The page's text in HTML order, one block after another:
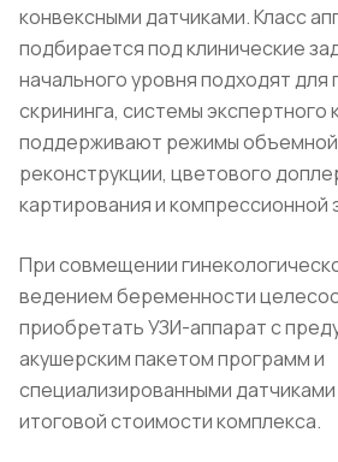
конвексными датчиками. Класс
подбирается под клинические
начального уровня подходят для
скрининга, системы экспертного
поддерживают режимы
реконструкции, цветового
картирования и компрессионной
При совмещении
ведением беременности
приобретать УЗИ-аппарат с
акушерским пакетом программ и
специализированными
итоговой стоимости комплекса.